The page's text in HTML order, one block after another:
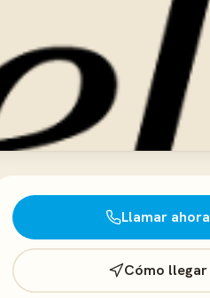
Llamar ahora
Cómo llegar